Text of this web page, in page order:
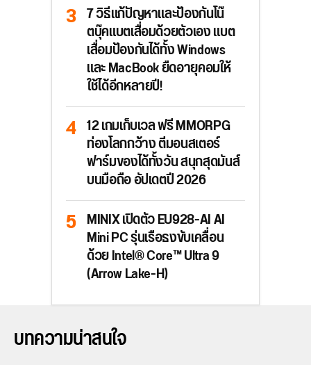
7 วิธีแก้ปัญหาและป้องกันโน๊
ตบุ๊คแบตเสื่อมด้วยตัวเอง แบต
เสื่อมป้องกันได้ทั้ง Windows
และ MacBook ยืดอายุคอมให้
ใช้ได้อีกหลายปี!
12 เกมเก็บเวล ฟรี MMORPG
ท่องโลกกว้าง ตีมอนสเตอร์
ฟาร์มของได้ทั้งวัน สนุกสุดมันส์
บนมือถือ อัปเดตปี 2026
MINIX เปิดตัว EU928-AI AI
Mini PC รุ่นเรือธงขับเคลื่อน
ด้วย Intel® Core™ Ultra 9
(Arrow Lake-H)
บทความน่าสนใจ